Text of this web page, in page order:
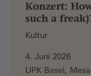
Konzert:
such a
Kultur
4. Juni 2026
UPK Basel,